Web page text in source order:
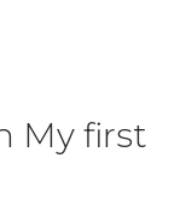
My first